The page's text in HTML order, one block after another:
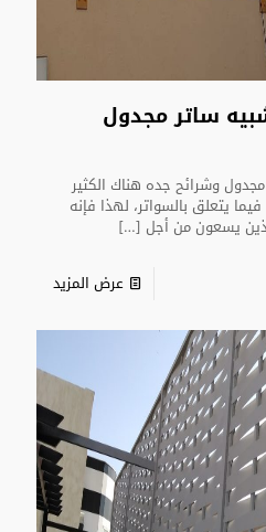
ساتر مجدول
وشرائح جده هناك الكثير
يتعلق بالسواتر، لهذا فإنه
يسعون من أجل […]
عرض المزيد